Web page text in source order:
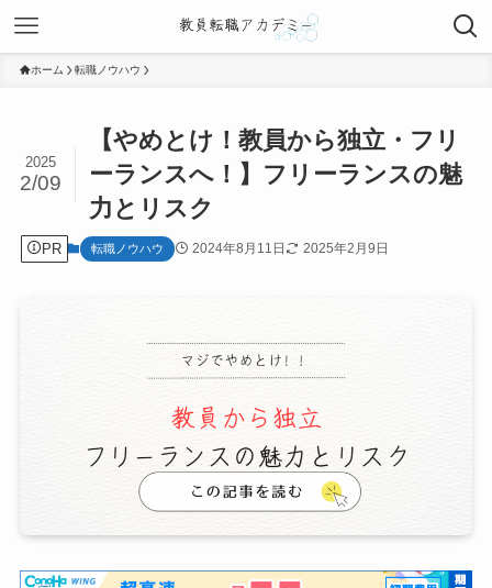
ホーム 転職ノウハウ
【やめとけ！教員から独立・フリ
ーランスへ！】フリーランスの魅
力とリスク
2025
2/09
PR 転職ノウハウ 2024年8月11日 2025年2月9日